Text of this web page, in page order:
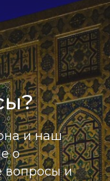
и наш
о
вопросы и